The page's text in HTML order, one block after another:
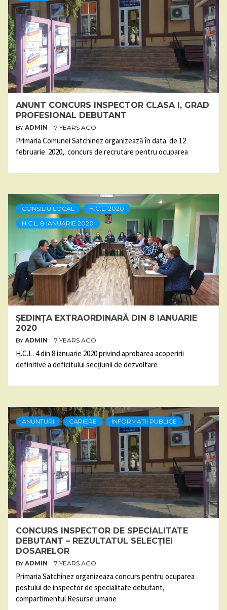
ANUNT CONCURS INSPECTOR CLASA I, GRAD
PROFESIONAL DEBUTANT
BY ADMIN 7 YEARS AGO
Primaria Comunei Satchinez organizează în data de 12
februarie 2020, concurs de recrutare pentru ocuparea
CONSILIU LOCAL
H.C.L. 2020
H.C.L. 8 IANUARIE 2020
ȘEDINȚA EXTRAORDINARĂ DIN 8 IANUARIE
2020
BY ADMIN 7 YEARS AGO
H.C.L. 4 din 8 ianuarie 2020 privind aprobarea acoperirii
definitive a deficitului secțiunii de dezvoltare
ANUNȚURI CARIERE INFORMAȚII PUBLICE
CONCURS INSPECTOR DE SPECIALITATE
DEBUTANT – REZULTATUL SELECȚIEI
DOSARELOR
BY ADMIN 7 YEARS AGO
Primaria Satchinez organizeaza concurs pentru ocuparea
postului de inspector de specialitate debutant,
compartimentul Resurse umane